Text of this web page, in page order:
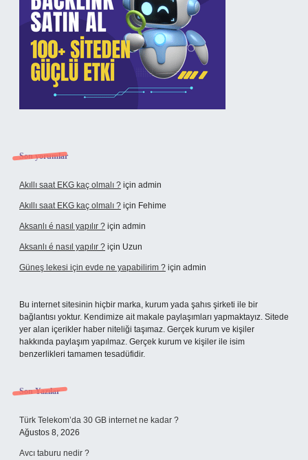
Son yorumlar
Akıllı saat EKG kaç olmalı ? için admin
Akıllı saat EKG kaç olmalı ? için Fehime
Aksanlı é nasıl yapılır ? için admin
Aksanlı é nasıl yapılır ? için Uzun
Güneş lekesi için evde ne yapabilirim ? için admin
Bu internet sitesinin hiçbir marka, kurum yada şahıs şirketi ile bir
bağlantısı yoktur. Kendimize ait makale paylaşımları yapmaktayız. Sitede
yer alan içerikler haber niteliği taşımaz. Gerçek kurum ve kişiler
hakkında paylaşım yapılmaz. Gerçek kurum ve kişiler ile isim
benzerlikleri tamamen tesadüfidir.
Son Yazılar
Türk Telekom’da 30 GB internet ne kadar ?
Ağustos 8, 2026
Avcı taburu nedir ?